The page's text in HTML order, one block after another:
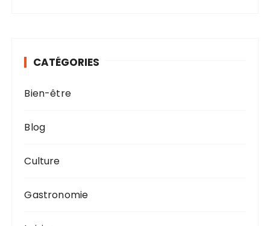
CATÉGORIES
Bien-être
Blog
Culture
Gastronomie